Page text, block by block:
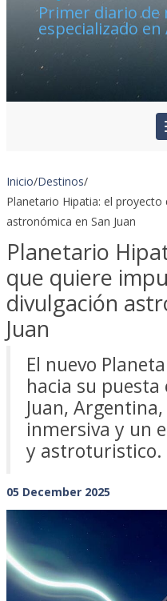
Primer diario de
especializado en
Inicio/Destinos/
Planetario Hipatia: el
astronómica en San Juan
Planetario
que quiere
divulgación
Juan
El nuevo
hacia su puesta
Juan,
inmersiva y un
y astroturistico.
05 December 2025
Previous